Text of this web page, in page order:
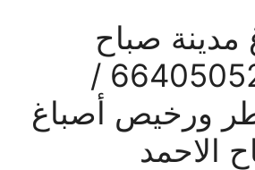
صباح
الاحمد / 66405052 /
ورخيص أصباغ
الاحمد